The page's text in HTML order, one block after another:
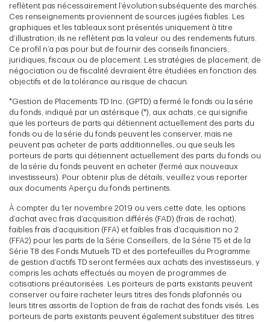
reflètent pas nécessairement l’évolution subséquente des marchés.
Ces renseignements proviennent de sources jugées fiables. Les
graphiques et les tableaux sont présentés uniquement à titre
d’illustration; ils ne reflètent pas la valeur ou des rendements futurs.
Ce profil n’a pas pour but de fournir des conseils financiers,
juridiques, fiscaux ou de placement. Les stratégies de placement, de
négociation ou de fiscalité devraient être étudiées en fonction des
objectifs et de la tolérance au risque de chacun.
*Gestion de Placements TD Inc. (GPTD) a fermé le fonds ou la série
du fonds, indiqué par un astérisque (*), aux achats, ce qui signifie
que les porteurs de parts qui détiennent actuellement des parts du
fonds ou de la série du fonds peuvent les conserver, mais ne
peuvent pas acheter de parts additionnelles, ou que seuls les
porteurs de parts qui détiennent actuellement des parts du fonds ou
de la série du fonds peuvent en acheter (fermé aux nouveaux
investisseurs). Pour obtenir plus de détails, veuillez vous reporter
aux documents Aperçu du fonds pertinents.
À compter du 1er novembre 2019 ou vers cette date, les options
d’achat avec frais d’acquisition différés (FAD) (frais de rachat),
faibles frais d’acquisition (FFA) et faibles frais d’acquisition no 2
(FFA2) pour les parts de la Série Conseillers, de la Série T5 et de la
Série T8 des Fonds Mutuels TD et des portefeuilles du Programme
de gestion d’actifs TD seront fermées aux achats des investisseurs, y
compris les achats effectués au moyen de programmes de
cotisations préautorisées. Les porteurs de parts existants peuvent
conserver ou faire racheter leurs titres des fonds plafonnés ou
leurs titres assortis de l’option de frais de rachat des fonds visés. Les
porteurs de parts existants peuvent également substituer des titres